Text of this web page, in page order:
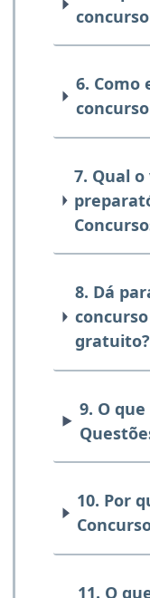
6. Como
7. Qual
8. Dá
gratuito?
9. O
10. Por
11. O